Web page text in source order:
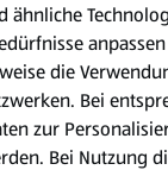
ähnliche
die
Bei
zur
Bei Nutzung